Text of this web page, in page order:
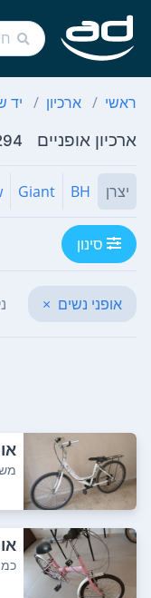
ראשי ארכיון יד
ארכיון אופניים 1,294
יצרן BH
Giant
סינון
אופני נשים ×
ל